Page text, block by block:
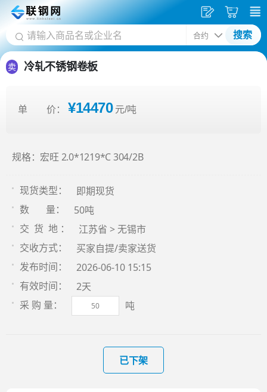
搜索
发
供
采
购
卖 冷轧不锈钢卷板
单 价： ¥14470 元/吨
规格：宏旺 2.0*1219*C 304/2B
现货类型： 即期现货
数 量： 50吨
交 货 地 ： 江苏省 > 无锡市
交收方式： 买家自提/卖家送货
发布时间： 2026-06-10 15:15
有效时间： 2天
采 购 量： 吨
已下架